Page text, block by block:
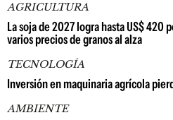
AGRICULTURA
La soja de 2027 logra hasta US$ 420
varios precios de granos al alza
TECNOLOGÍA
Inversión en maquinaria agrícola
AMBIENTE